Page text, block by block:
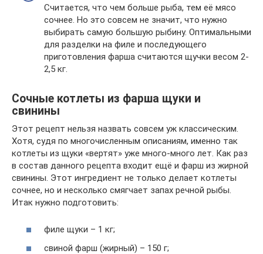
Считается, что чем больше рыба, тем её мясо
сочнее. Но это совсем не значит, что нужно
выбирать самую большую рыбину. Оптимальными
для разделки на филе и последующего
приготовления фарша считаются щучки весом 2-
2,5 кг.
Сочные котлеты из фарша щуки и
свинины
Этот рецепт нельзя назвать совсем уж классическим.
Хотя, судя по многочисленным описаниям, именно так
котлеты из щуки «вертят» уже много-много лет. Как раз
в состав данного рецепта входит ещё и фарш из жирной
свинины. Этот ингредиент не только делает котлеты
сочнее, но и несколько смягчает запах речной рыбы.
Итак нужно подготовить:
филе щуки – 1 кг;
свиной фарш (жирный) – 150 г;